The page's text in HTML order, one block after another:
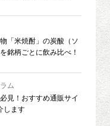
「米焼酎」の炭酸（ソ
銘柄ごとに飲み比べ！
ム
見！おすすめ通販サイ
します